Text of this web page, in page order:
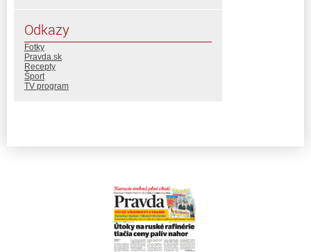
Odkazy
Fotky
Pravda.sk
Recepty
Šport
TV program